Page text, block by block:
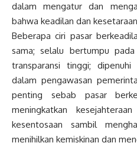
dalam mengatur dan
bahwa keadilan dan
Beberapa ciri pasar
sama; selalu bertumpu
transparansi tinggi;
dalam pengawasan
penting sebab pasar
meningkatkan
kesentosaan sambil
menihilkan kemiskinan dan